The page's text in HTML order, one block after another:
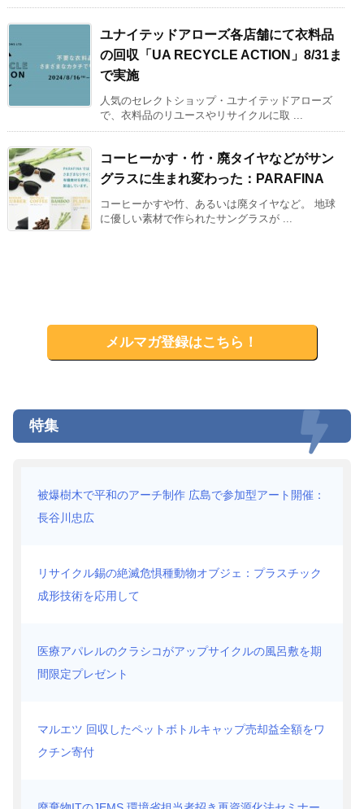
ユナイテッドアローズ各店舗にて衣料品
の回収「UA RECYCLE ACTION」8/31ま
で実施
人気のセレクトショップ・ユナイテッドアローズ
で、衣料品のリユースやリサイクルに取 ...
コーヒーかす・竹・廃タイヤなどがサン
グラスに生まれ変わった：PARAFINA
コーヒーかすや竹、あるいは廃タイヤなど。 地球
に優しい素材で作られたサングラスが ...
メルマガ登録はこちら！
特集
被爆樹木で平和のアーチ制作 広島で参加型アート開催：
長谷川忠広
リサイクル錫の絶滅危惧種動物オブジェ：プラスチック
成形技術を応用して
医療アパレルのクラシコがアップサイクルの風呂敷を期
間限定プレゼント
マルエツ 回収したペットボトルキャップ売却益全額をワ
クチン寄付